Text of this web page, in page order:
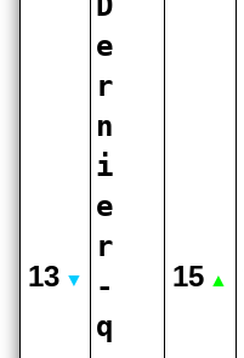
13 ▼ 15 ▲